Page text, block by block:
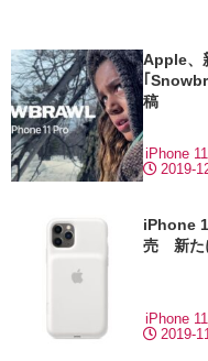
Apple、
｢
稿
2019-
iPhone
iPhone
売 新た
2019-
iPhone 11